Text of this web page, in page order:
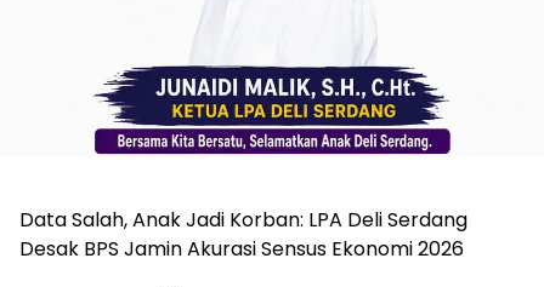
‎Data Salah, Anak Jadi Korban: LPA Deli Serdang
Desak BPS Jamin Akurasi Sensus Ekonomi 2026